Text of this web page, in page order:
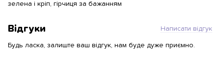
зелена і кріп, гірчиця за бажанням
Відгуки Написати відгук
Будь ласка, залиште ваш відгук, нам буде дуже приємно.